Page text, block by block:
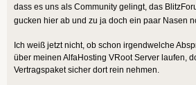
dass es uns als Community gelingt, das
gucken hier ab und zu ja doch ein paar Nasen
Ich weiß jetzt nicht, ob schon irgendwelche
über meinen AlfaHosting VRoot Server laufen,
Vertragspaket sicher dort rein nehmen.